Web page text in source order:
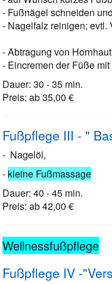
- Fußnägel schneiden
- Nagelfalz reinigen; evtl.
- Abtragung von
- Eincremen der Füße
Dauer: 30 - 35 min.
Preis: ab 35,00 €
Fußpflege III - "
- Nagelöl,
- kleine Fußmassage
Dauer: 40 - 45 min.
Preis: ab 42,00 €
Wellnessfußpflege
Fußpflege IV -